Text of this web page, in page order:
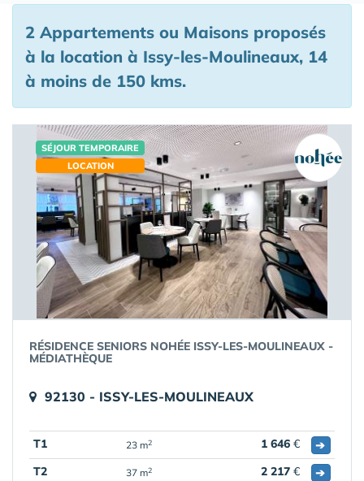
2 Appartements ou Maisons proposés
à la location à Issy-les-Moulineaux, 14
à moins de 150 kms.
SÉJOUR TEMPORAIRE
LOCATION
RÉSIDENCE SENIORS NOHÉE ISSY-LES-MOULINEAUX -
MÉDIATHÈQUE
92130 - ISSY-LES-MOULINEAUX
T1 23 m2 1 646 €
➔
T2
37 m2 2 217 €
➔